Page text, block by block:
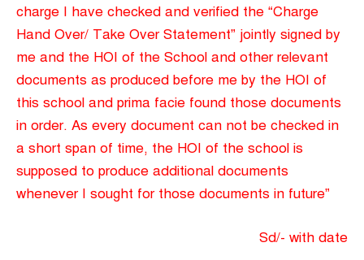
charge I have checked and verified the “Charge
Hand Over/ Take Over Statement” jointly signed by
me and the HOI of the School and other relevant
documents as produced before me by the HOI of
this school and prima facie found those documents
in order. As every document can not be checked in
a short span of time, the HOI of the school is
supposed to produce additional documents
whenever I sought for those documents in future”
Sd/- with date